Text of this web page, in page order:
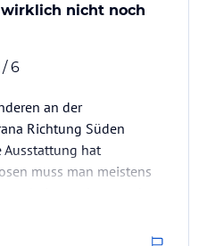
nicht noch
/ 6
an der
Richtung Süden
Ausstattung hat
muss man meistens
Sauberkeit bestellt ist
noch nicht einmal der